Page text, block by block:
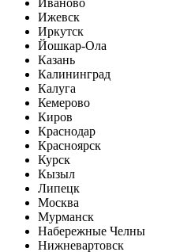
Ижевск
Иркутск
Йошкар-Ола
Казань
Калининград
Калуга
Кемерово
Киров
Краснодар
Красноярск
Курск
Кызыл
Липецк
Москва
Мурманск
Набережные Челны
Нижневартовск